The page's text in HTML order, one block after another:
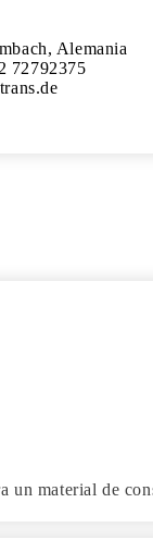
Alemania
72792375
un material de